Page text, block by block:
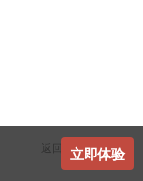
返回顶部立即体验